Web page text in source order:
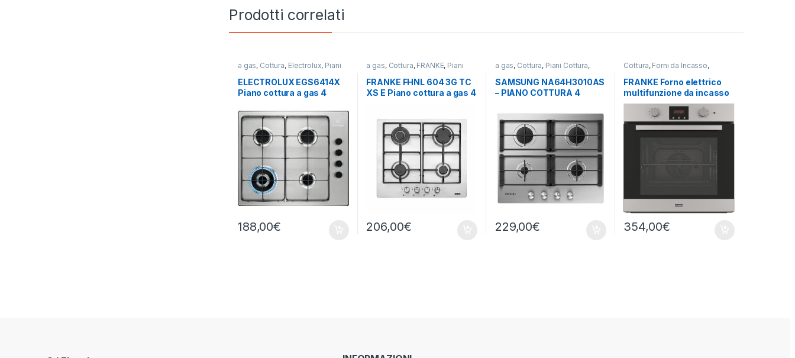
Prodotti correlati
a gas, Cottura, Electrolux, Piani
Cottura
ELECTROLUX EGS6414X
Piano cottura a gas 4
188,00€
a gas, Cottura, FRANKE, Piani
Cottura
FRANKE FHNL 604 3G TC
XS E Piano cottura a gas 4
206,00€
a gas, Cottura, Piani Cottura,
SAMSUNG
SAMSUNG NA64H3010AS
– PIANO COTTURA 4
229,00€
Cottura, Forni da Incasso,
FRANKE Forno elettrico
multifunzione da incasso
FSL 86 H XS
354,00€